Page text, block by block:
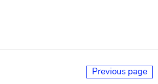
Previous page